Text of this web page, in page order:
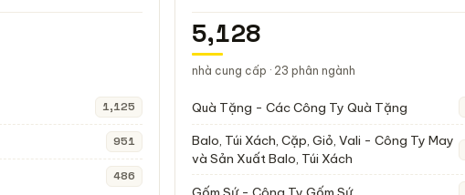
1,125
951
486
5,128
nhà cung cấp · 23 phân ngành
Quà Tặng - Các Công Ty Quà Tặng
Balo, Túi Xách, Cặp, Giỏ, Vali - Công Ty May
và Sản Xuất Balo, Túi Xách